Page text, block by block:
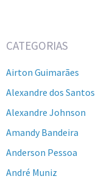
CATEGORIAS
Airton Guimarães
Alexandre dos Santos
Alexandre Johnson
Amandy Bandeira
Anderson Pessoa
André Muniz